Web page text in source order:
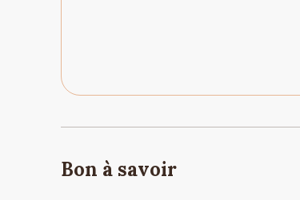
Bon à savoir